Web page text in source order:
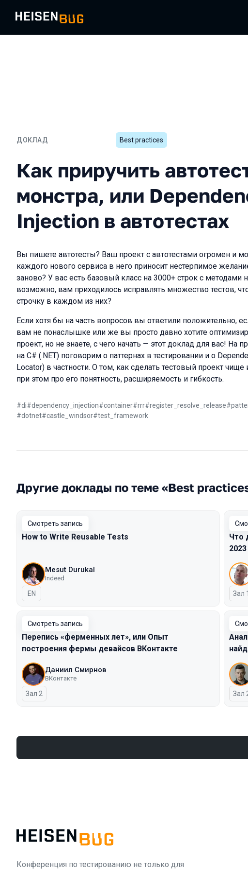
ДОКЛАД
Как приручить
Best practices
Как приручить
монстра, или
Injection в автотестах
Вы пишете автотесты? Ваш проект с автотестами огромен и
каждого нового сервиса в него приносит нестерпимое
заново? У вас есть базовый класс на 3000+ строк с методами
возможно, вам приходилось исправлять множество тестов,
строчку в каждом из них?
Если хотя бы на часть вопросов вы ответили положительно,
вам не понаслышке или же вы просто давно хотите
проект, но не знаете, с чего начать — этот доклад для вас! На
на C# (.NET) поговорим о паттернах в тестировании и о
Locator) в частности. О том, как сделать тестовый проект
при этом про его понятность, расширяемость и гибкость.
#di#dependency_injection#container#rrr#register_resolve_release#
#dotnet#castle_windsor#test_framework
Другие доклады по теме «Best
Смотреть запись
How to Write Reusable Tests
Mesut Durukal
Indeed
На английском языке
EN
Что
Зал 1
Смотреть запись
Перепись «ферменных лет», или Опыт
построения фермы девайсов ВКонтакте
Даниил Смирнов
ВКонтакте
Зал 2 Зал
Конференция по тестированию не только для